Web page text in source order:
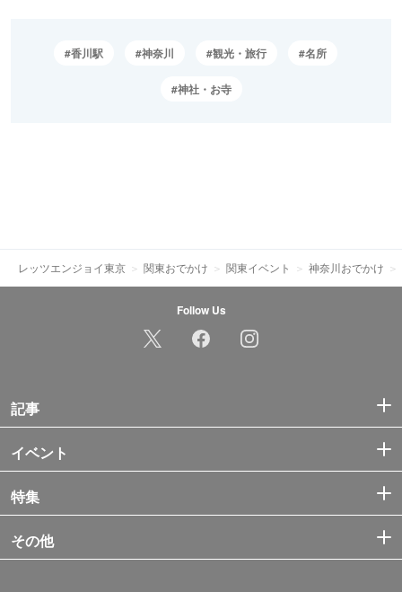
香川駅 神奈川 観光・旅行 名所
神社・お寺
レッツエンジョイ東京 関東おでかけ 関東イベント 神奈川おでかけ
Follow Us
記事
イベント
特集
その他